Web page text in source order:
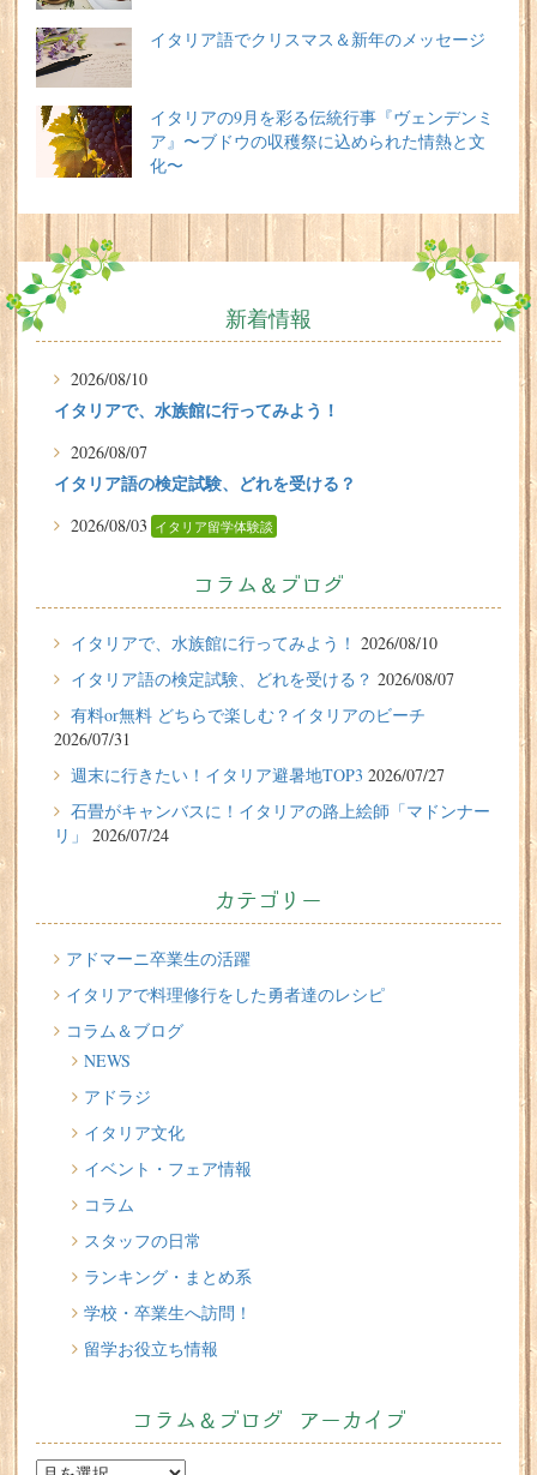
イタリア語でクリスマス＆新年のメッセージ
イタリアの9月を彩る伝統行事『ヴェンデンミ
ア』〜ブドウの収穫祭に込められた情熱と文
化〜
新着情報
2026/08/10
イタリアで、水族館に行ってみよう！
2026/08/07
イタリア語の検定試験、どれを受ける？
2026/08/03 イタリア留学体験談
有料or無料 どちらで楽しむ？イタリアのビーチ
2026/07/29 イタリア留学体験談
フィレンツェに1週間の語学留学をしたT.Sさん（10代、女
性）の体験談
2026/07/27
週末に行きたい！イタリア避暑地TOP3
石畳がキャンバスに！イタリアの路上絵師「マドンナー
切る派？伸ばす派？？ 留学中のヘアサロン問題
2026/07/20
イタリア人はどんなジェラートを食べる？
2026/07/17
イタリアが誇る3人の天才芸術家 その傑作を見に行こう！
コラム＆ブログ
イタリアで、水族館に行ってみよう！ 2026/08/10
イタリア語の検定試験、どれを受ける？ 2026/08/07
有料or無料 どちらで楽しむ？イタリアのビーチ
2026/07/31
週末に行きたい！イタリア避暑地TOP3 2026/07/27
石畳がキャンバスに！イタリアの路上絵師「マドンナー
リ」
2026/07/24
カテゴリー
アドマーニ卒業生の活躍
イタリアで料理修行をした勇者達のレシピ
コラム＆ブログ
NEWS
アドラジ
イタリア文化
イベント・フェア情報
コラム
スタッフの日常
ランキング・まとめ系
学校・卒業生へ訪問！
留学お役立ち情報
コラム＆ブログ アーカイブ